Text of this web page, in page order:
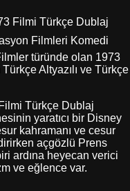
Filmi Türkçe Dublaj
Filmleri Komedi
türünde olan 1973
Altyazılı ve Türkçe
Türkçe Dublaj
yaratıcı bir Disney
kahramanı ve cesur
açgözlü Prens
ardına heyecan verici
ve eğlence var.